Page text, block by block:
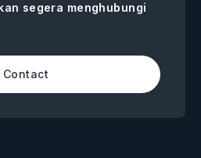
segera menghubungi
Contact